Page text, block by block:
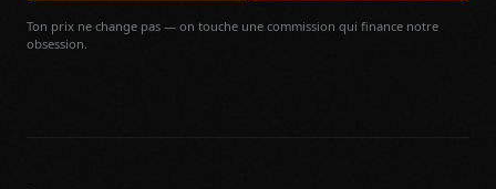
Ton prix ne change pas — on touche une commission qui finance notre
obsession.